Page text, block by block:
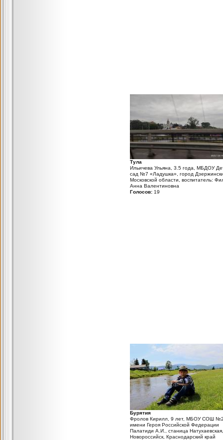
Тула
Ильичева Ульяна, 3.5 года, МБДОУ
сад №7 «Ладушка», город
Московской области, воспитатель:
Анна Валентиновна
Голосов: 19
Бурятия
Фролов Кирилл, 9 лет, МБОУ СОШ
имени Героя Российской Федерации
Палатиди А.И., станица
Новороссийск, Краснодарский край